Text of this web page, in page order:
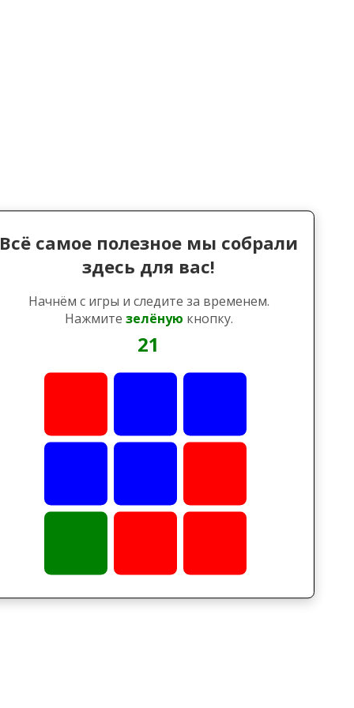
Всё самое полезное мы собрали
здесь для вас!
Начнём с игры и следите за временем.
Нажмите зелёную кнопку.
20